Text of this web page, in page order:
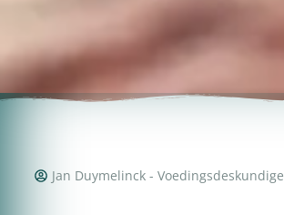
Jan Duymelinck - Voedingsdeskundige